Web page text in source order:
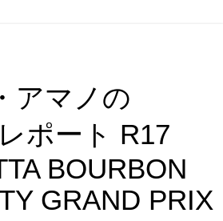
アマノの
ポート R17
BOURBON
GRAND PRIX